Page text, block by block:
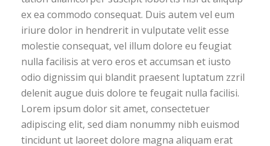
ex ea commodo consequat. Duis autem vel eum
iriure dolor in hendrerit in vulputate velit esse
molestie consequat, vel illum dolore eu feugiat
nulla facilisis at vero eros et accumsan et iusto
odio dignissim qui blandit praesent luptatum zzril
delenit augue duis dolore te feugait nulla facilisi.
Lorem ipsum dolor sit amet, consectetuer
adipiscing elit, sed diam nonummy nibh euismod
tincidunt ut laoreet dolore magna aliquam erat